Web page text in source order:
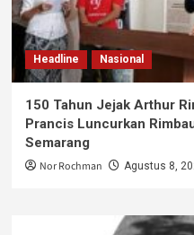
Headline Nasional
150 Tahun Jejak Arthur
Prancis Luncurkan
Semarang
Nor Rochman Agustus 8,